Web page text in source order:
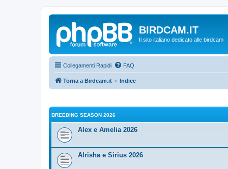
BIRDCAM.IT
Il sito italiano dedicato alle birdcam
Collegamenti Rapidi FAQ
Torna a Birdcam.it Indice
BREEDING SEASON 2026
Alex e Amelia 2026
Alrisha e Sirius 2026